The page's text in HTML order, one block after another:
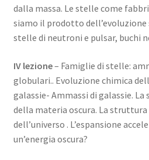
dalla massa. Le stelle come
siamo il prodotto dell’evoluzione
stelle di neutroni e pulsar, buchi
IV lezione– Famiglie di stelle:
globulari.. Evoluzione chimica
galassie- Ammassi di galassie. La
della materia oscura. La struttura
dell’universo . L’espansione
un’energia oscura?